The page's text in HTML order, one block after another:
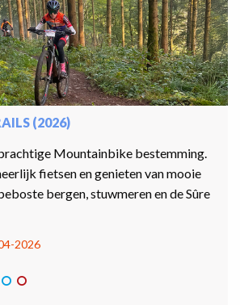
(2026)
Mountainbike bestemming.
fietsen en genieten van mooie
bergen, stuwmeren en de Sûre
2026